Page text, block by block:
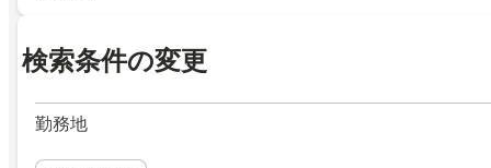
検索条件の変更
勤務地